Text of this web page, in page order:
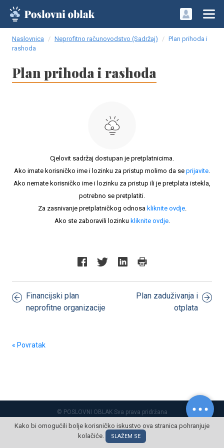
Naslovnica Neprofitno računovodstvo (Sadržaj)
Plan prihoda i
rashoda
Plan prihoda i rashoda
Cjelovit sadržaj dostupan je pretplatnicima.
Ako imate korisničko ime i lozinku za pristup molimo da se prijavite.
Ako nemate korisničko ime i lozinku za pristup ili je pretplata istekla,
potrebno se pretplatiti.
Za zasnivanje pretplatničkog odnosa kliknite ovdje.
Ako ste zaboravili lozinku kliknite ovdje.
Financijski plan
neprofitne organizacije
Plan zaduživanja i
otplata
« Povratak
© POSLOVNI OBLAK Sva prava pridržana
Kako bi omogućili bolje korisničko iskustvo ova stranica pohranjuje
kolačiće.
SLAŽEM SE